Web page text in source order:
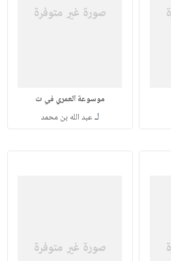
موسوعة العمري في ت
لـعبد الله بن محمد